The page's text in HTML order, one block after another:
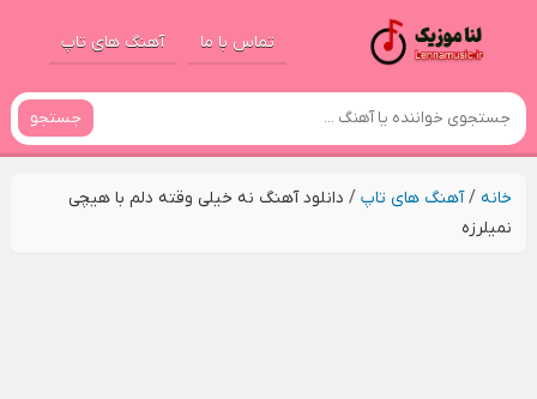
تماس با ما آهنگ های تاپ
جستجو
خانه/آهنگ های تاپ/ دانلود آهنگ نه خیلی وقته دلم با هیچی
نمیلرزه